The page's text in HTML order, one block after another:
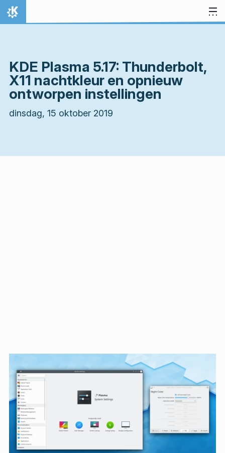
Spring naar inhoud
Thuis
KDE Plasma 5.17: Thunderbolt,
X11 nachtkleur en opnieuw
ontworpen instellingen
dinsdag, 15 oktober 2019